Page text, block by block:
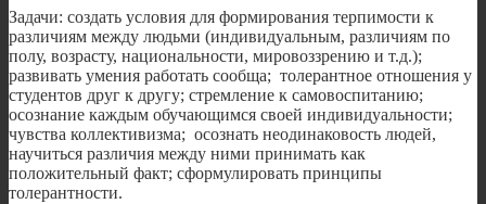
Задачи: создать условия для формирования терпимости к
различиям между людьми (индивидуальным, различиям по
полу, возрасту, национальности, мировоззрению и т.д.);
развивать умения работать сообща; толерантное отношения у
студентов друг к другу; стремление к самовоспитанию;
осознание каждым обучающимся своей индивидуальности;
чувства коллективизма; осознать неодинаковость людей,
научиться различия между ними принимать как
положительный факт; сформулировать принципы
толерантности.